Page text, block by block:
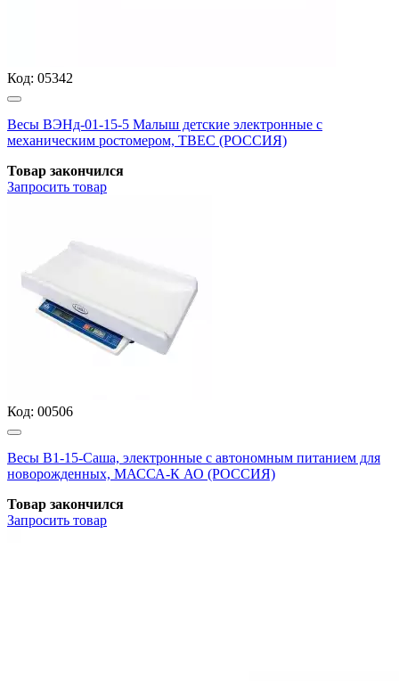
Код: 05342
Весы ВЭНд-01-15-5 Малыш детские электронные с
механическим ростомером, ТВЕС (РОССИЯ)
Товар закончился
Запросить товар
Код: 00506
Весы В1-15-Саша, электронные с автономным питанием для
новорожденных, МАССА-К АО (РОССИЯ)
Товар закончился
Запросить товар